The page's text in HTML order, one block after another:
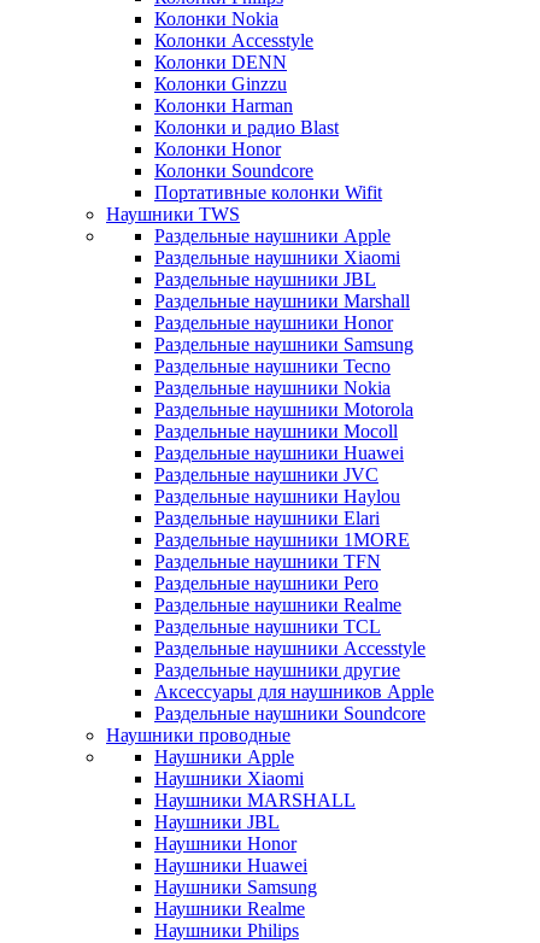
Колонки Nokia
Колонки Accesstyle
Колонки DENN
Колонки Ginzzu
Колонки Harman
Колонки и радио Blast
Колонки Honor
Колонки Soundcore
Портативные колонки Wifit
Наушники TWS
Раздельные наушники Apple
Раздельные наушники Xiaomi
Раздельные наушники JBL
Раздельные наушники Marshall
Раздельные наушники Honor
Раздельные наушники Samsung
Раздельные наушники Tecno
Раздельные наушники Nokia
Раздельные наушники Motorola
Раздельные наушники Mocoll
Раздельные наушники Huawei
Раздельные наушники JVC
Раздельные наушники Haylou
Раздельные наушники Elari
Раздельные наушники 1MORE
Раздельные наушники TFN
Раздельные наушники Pero
Раздельные наушники Realme
Раздельные наушники TCL
Раздельные наушники Accesstyle
Раздельные наушники другие
Аксессуары для наушников Apple
Раздельные наушники Soundcore
Наушники проводные
Наушники Apple
Наушники Xiaomi
Наушники MARSHALL
Наушники JBL
Наушники Honor
Наушники Huawei
Наушники Samsung
Наушники Realme
Наушники Philips